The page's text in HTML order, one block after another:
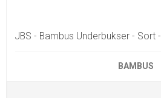
JBS - Bambus Underbukser - Sort -
BAMBUS